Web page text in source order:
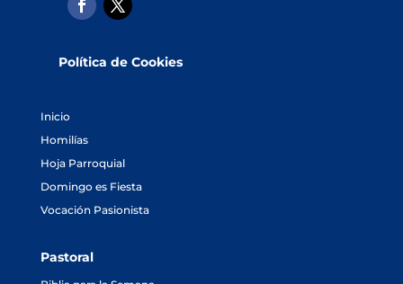
Política de Cookies
Inicio
Homilías
Hoja Parroquial
Domingo es Fiesta
Vocación Pasionista
Pastoral